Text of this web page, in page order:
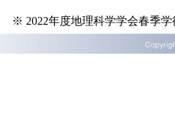
※ 2022年度地理科学学会春季